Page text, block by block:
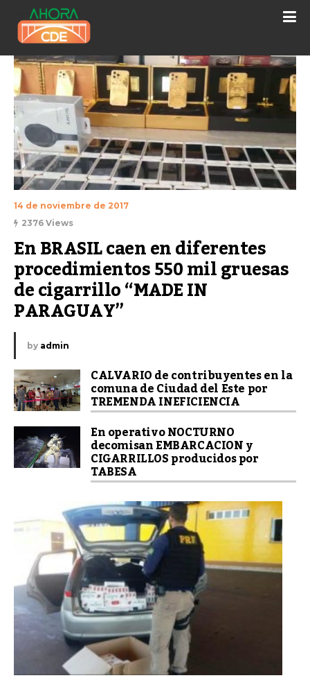
14 de noviembre de 2017
2376 Views
En BRASIL caen en diferentes
procedimientos 550 mil gruesas
de cigarrillo “MADE IN
PARAGUAY”
by admin
CALVARIO de contribuyentes en la
comuna de Ciudad del Este por
TREMENDA INEFICIENCIA
En operativo NOCTURNO
decomisan EMBARCACION y
CIGARRILLOS producidos por
TABESA